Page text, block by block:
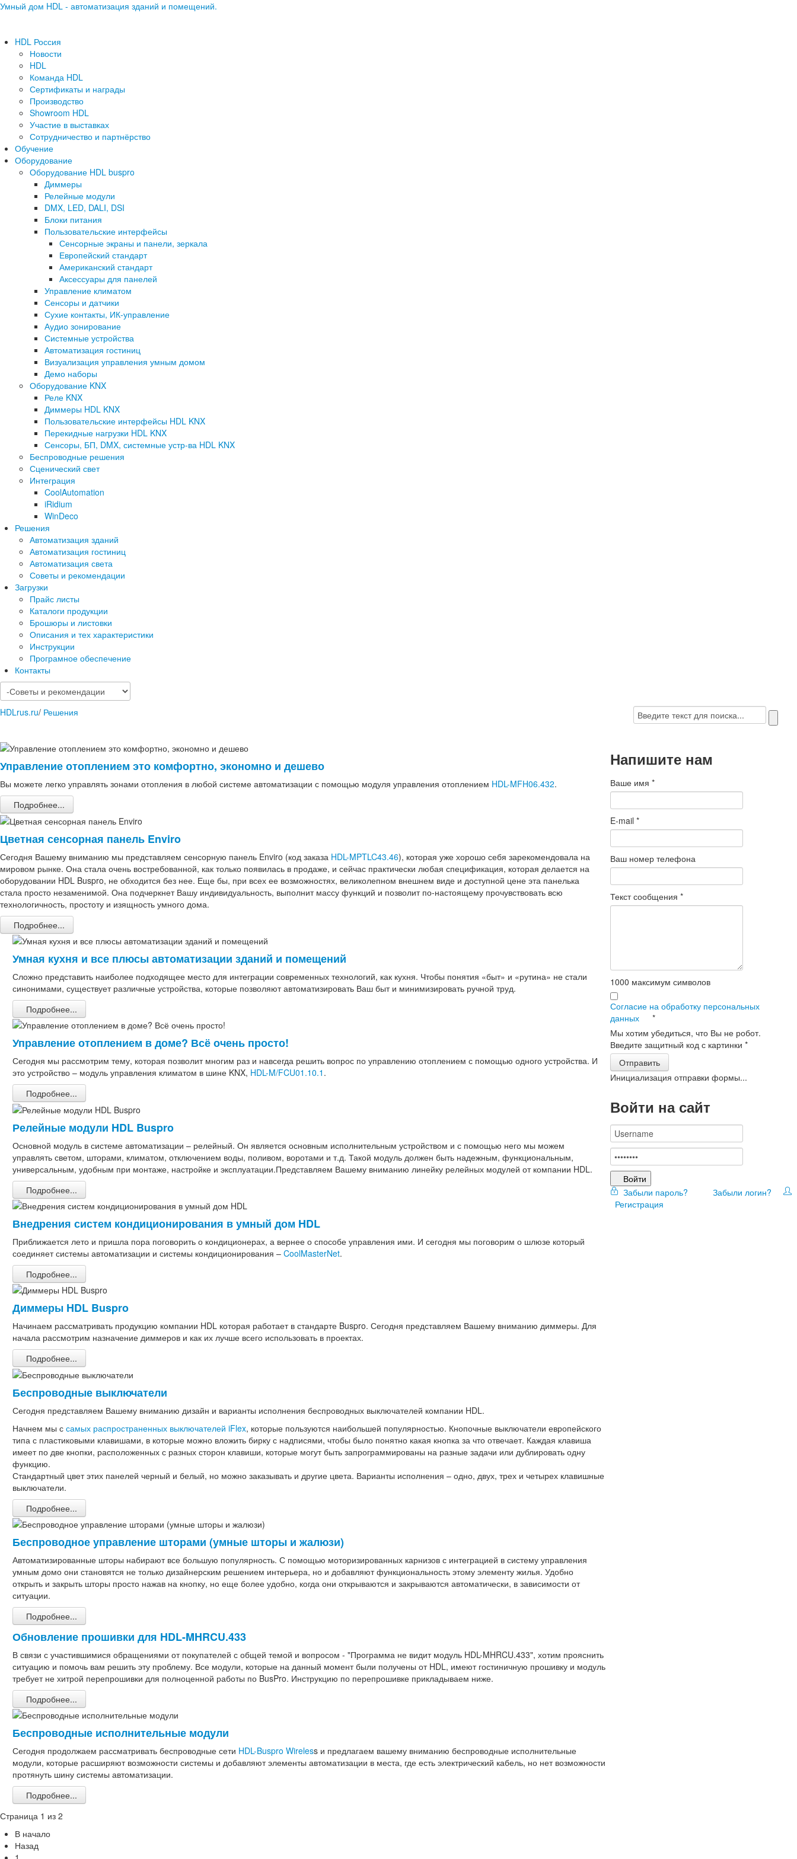
Умный дом HDL - автоматизация зданий и помещений.
HDL Россия
Новости
HDL
Команда HDL
Сертификаты и награды
Производство
Showroom HDL
Участие в выставках
Сотрудничество и партнёрство
Обучение
Оборудование
Оборудование HDL buspro
Диммеры
Релейные модули
DMX, LED, DALI, DSI
Блоки питания
Пользовательские интерфейсы
Сенсорные экраны и панели, зеркала
Европейский стандарт
Американский стандарт
Аксессуары для панелей
Управление климатом
Сенсоры и датчики
Сухие контакты, ИК-управление
Аудио зонирование
Системные устройства
Автоматизация гостиниц
Визуализация управления умным домом
Демо наборы
Оборудование KNX
Реле KNX
Диммеры HDL KNX
Пользовательские интерфейсы HDL KNX
Перекидные нагрузки HDL KNX
Сенсоры, БП, DMX, системные устр-ва HDL KNX
Беспроводные решения
Сценический свет
Интеграция
CoolAutomation
iRidium
WinDeco
Решения
Автоматизация зданий
Автоматизация гостиниц
Автоматизация света
Советы и рекомендации
Загрузки
Прайс листы
Каталоги продукции
Брошюры и листовки
Описания и тех характеристики
Инструкции
Програмное обеспечение
Контакты
HDLrus.ru/ Решения
Управление отоплением это комфортно, экономно и дешево
Вы можете легко управлять зонами отопления в любой системе автоматизации с помощью модуля управления отоплением HDL-MFH06.432.
Подробнее...
Цветная сенсорная панель Enviro
Сегодня Вашему вниманию мы представляем сенсорную панель Enviro (код заказа HDL-MPTLC43.46), которая уже хорошо себя зарекомендовала на
мировом рынке. Она стала очень востребованной, как только появилась в продаже, и сейчас практически любая спецификация, которая делается на
оборудовании HDL Buspro, не обходится без нее. Еще бы, при всех ее возможностях, великолепном внешнем виде и доступной цене эта панелька
стала просто незаменимой. Она подчеркнет Вашу индивидуальность, выполнит массу функций и позволит по-настоящему прочувствовать всю
технологичность, простоту и изящность умного дома.
Подробнее...
Умная кухня и все плюсы автоматизации зданий и помещений
Сложно представить наиболее подходящее место для интеграции современных технологий, как ‪‎кухня‬. Чтобы понятия «быт» и «рутина» не стали
синонимами, существует различные устройства, которые позволяют автоматизировать Ваш быт и минимизировать ручной труд.
Подробнее...
Управление отоплением в доме? Всё очень просто!
Сегодня мы рассмотрим тему, которая позволит многим раз и навсегда решить вопрос по управлению отоплением с помощью одного устройства. И
это устройство – модуль управления климатом в шине KNX, HDL-M/FCU01.10.1 .
Подробнее...
Релейные модули HDL Buspro
Основной модуль в системе автоматизации – релейный. Он является основным исполнительным устройством и с помощью него мы можем
управлять светом, шторами, климатом, отключением воды, поливом, воротами и т.д. Такой модуль должен быть надежным, функциональным,
универсальным, удобным при монтаже, настройке и эксплуатации.Представляем Вашему вниманию линейку релейных модулей от компании HDL.
Подробнее...
Внедрения систем кондиционирования в умный дом HDL
Приближается лето и пришла пора поговорить о кондиционерах, а вернее о способе управления ими. И сегодня мы поговорим о шлюзе который
соединяет системы автоматизации и системы кондиционирования –CoolMasterNet.
Подробнее...
Диммеры HDL Buspro
Начинаем рассматривать продукцию компании HDL которая работает в стандарте Buspro. Сегодня представляем Вашему вниманию диммеры. Для
начала рассмотрим назначение диммеров и как их лучше всего использовать в проектах.
Подробнее...
Беспроводные выключатели
Сегодня представляем Вашему вниманию дизайн и варианты исполнения беспроводных выключателей компании HDL.
Начнем мы ссамых распространенных выключателей iFlex, которые пользуются наибольшей популярностью. Кнопочные выключатели европейского
типа с пластиковыми клавишами, в которые можно вложить бирку с надписями, чтобы было понятно какая кнопка за что отвечает. Каждая клавиша
имеет по две кнопки, расположенных с разных сторон клавиши, которые могут быть запрограммированы на разные задачи или дублировать одну
функцию.
Стандартный цвет этих панелей черный и белый, но можно заказывать и другие цвета. Варианты исполнения – одно, двух, трех и четырех клавишные
выключатели.
Подробнее...
Беспроводное управление шторами (умные шторы и жалюзи)
Автоматизированные шторы набирают все большую популярность. С помощью моторизированных карнизов с интеграцией в систему управления
умным домо они становятся не только дизайнерским решением интерьера, но и добавляют функциональность этому элементу жилья. Удобно
открыть и закрыть шторы просто нажав на кнопку, но еще более удобно, когда они открываются и закрываются автоматически, в зависимости от
ситуации.
Подробнее...
Обновление прошивки для HDL-MHRCU.433
В связи с участившимися обращениями от покупателей с общей темой и вопросом - "Программа не видит модуль HDL-MHRCU.433", хотим прояснить
ситуацию и помочь вам решить эту проблему. Все модули, которые на данный момент были получены от HDL, имеют гостиничную прошивку и модуль
требует не хитрой перепрошивки для полноценной работы по BusPro. Инструкцию по перепрошивке прикладываем ниже.
Подробнее...
Беспроводные исполнительные модули
Сегодня продолжаем рассматривать беспроводные сети HDL-Buspro Wireless и предлагаем вашему вниманию беспроводные исполнительные
модули, которые расширяют возможности системы и добавляют элементы автоматизации в места, где есть электрический кабель, но нет возможности
протянуть шину системы автоматизации.
Подробнее...
Страница 1 из 2
В начало
Назад
Напишите нам
Ваше имя*
E-mail*
Ваш номер телефона
Текст сообщения*
1000 максимум символов
Согласие на обработку персональных
данных
*
Мы хотим убедиться, что Вы не робот.
Введите защитный код с картинки*
Отправить
Инициализация отправки формы...
Войти на сайт
Войти
Забыли пароль?
Забыли логин?
Регистрация